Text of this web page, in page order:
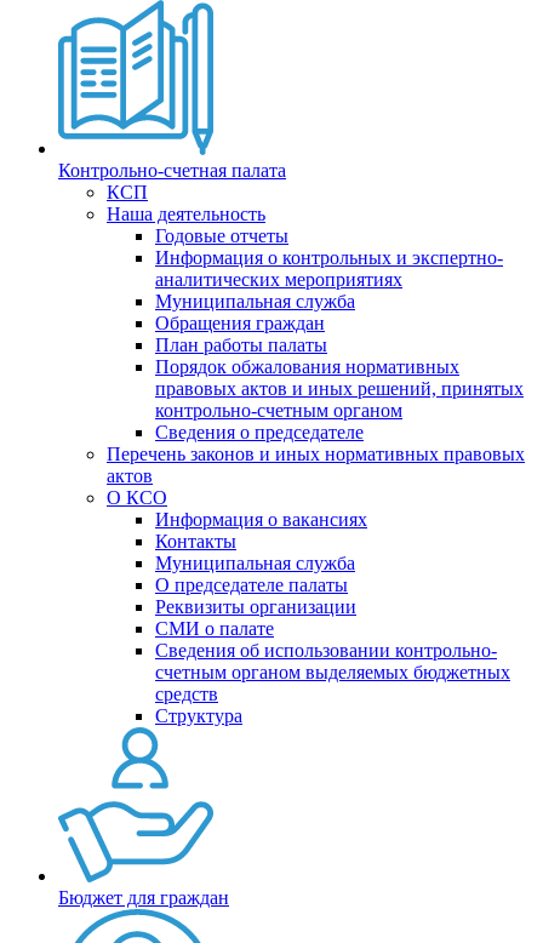
Контрольно-счетная палата
КСП
Наша деятельность
Годовые отчеты
Информация о контрольных и экспертно-
аналитических мероприятиях
Муниципальная служба
Обращения граждан
План работы палаты
Порядок обжалования нормативных
правовых актов и иных решений, принятых
контрольно-счетным органом
Сведения о председателе
Перечень законов и иных нормативных правовых
актов
О КСО
Информация о вакансиях
Контакты
Муниципальная служба
О председателе палаты
Реквизиты организации
СМИ о палате
Сведения об использовании контрольно-
счетным органом выделяемых бюджетных
средств
Структура
Бюджет для граждан